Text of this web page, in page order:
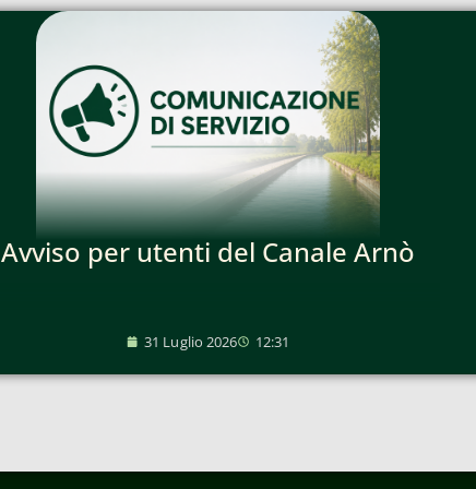
Avviso per utenti del Canale Arnò
31 Luglio 2026 12:31